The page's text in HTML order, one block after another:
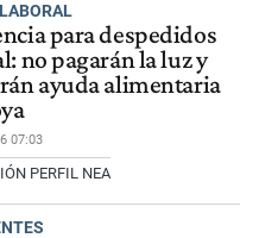
para despedidos
no pagarán la luz y
ayuda alimentaria
07:03
PERFIL NEA